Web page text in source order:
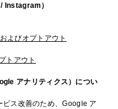
Instagram）
よびオプトアウト
トアウト
アナリティクス）につい
ス改善のため、Google ア